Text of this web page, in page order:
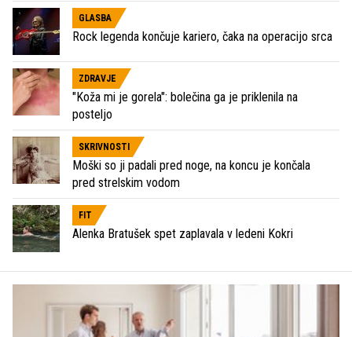
GLASBA
Rock legenda končuje kariero, čaka na operacijo srca
ZDRAVJE
"Koža mi je gorela": bolečina ga je priklenila na
posteljo
SKRIVNOSTI
Moški so ji padali pred noge, na koncu je končala
pred strelskim vodom
FIT
Alenka Bratušek spet zaplavala v ledeni Kokri